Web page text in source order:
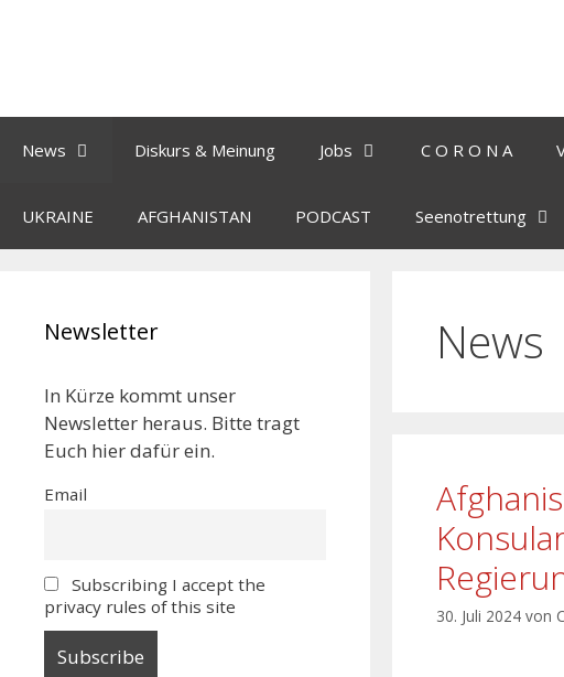
News Diskurs & Meinung Jobs C O R O N A
UKRAINE AFGHANISTAN PODCAST Seenotrettung
News
30. Juli 2024 von
Newsletter
In Kürze kommt unser
Newsletter heraus. Bitte tragt
Euch hier dafür ein.
Email
Subscribing I accept the
privacy rules of this site